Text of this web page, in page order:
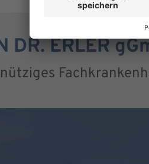
DR. ERLER